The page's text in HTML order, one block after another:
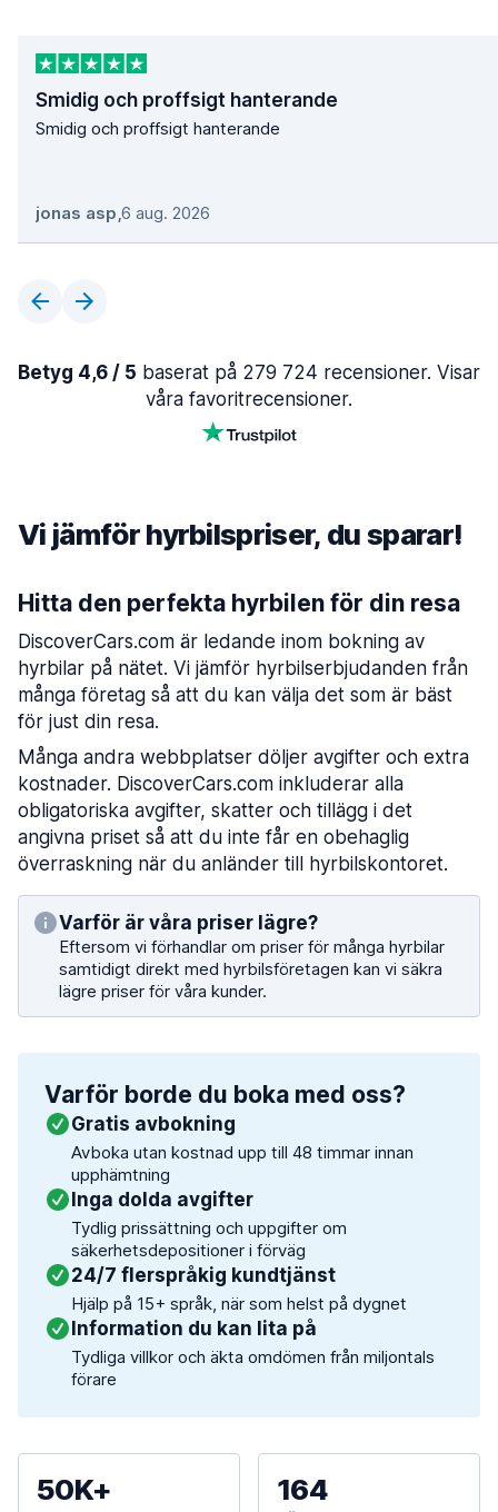
Smidig och proffsigt hanterande
Smidig och proffsigt hanterande
jonas asp,6 aug. 2026
Betyg 4,6 / 5 baserat på 279 724 recensioner. Visar
våra favoritrecensioner.
Vi jämför hyrbilspriser, du sparar!
Hitta den perfekta hyrbilen för din resa
DiscoverCars.com är ledande inom bokning av
hyrbilar på nätet. Vi jämför hyrbilserbjudanden från
många företag så att du kan välja det som är bäst
för just din resa.
Många andra webbplatser döljer avgifter och extra
kostnader. DiscoverCars.com inkluderar alla
obligatoriska avgifter, skatter och tillägg i det
angivna priset så att du inte får en obehaglig
överraskning när du anländer till hyrbilskontoret.
Varför är våra priser lägre?
Eftersom vi förhandlar om priser för många hyrbilar
samtidigt direkt med hyrbilsföretagen kan vi säkra
lägre priser för våra kunder.
Varför borde du boka med oss?
Gratis avbokning
Avboka utan kostnad upp till 48 timmar innan
upphämtning
Inga dolda avgifter
Tydlig prissättning och uppgifter om
säkerhetsdepositioner i förväg
24/7 flerspråkig kundtjänst
Hjälp på 15+ språk, när som helst på dygnet
Information du kan lita på
Tydliga villkor och äkta omdömen från miljontals
förare
50K+ 164